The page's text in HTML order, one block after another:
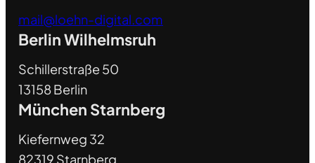
mail@loehn-digital.com
Berlin Wilhelmsruh
Schillerstraße 50
13158 Berlin
München Starnberg
Kiefernweg 32
82319 Starnberg